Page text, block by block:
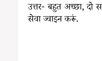
उत्तर- बहुत अच्छा, दो
सेवा ज्वाइन करूं.